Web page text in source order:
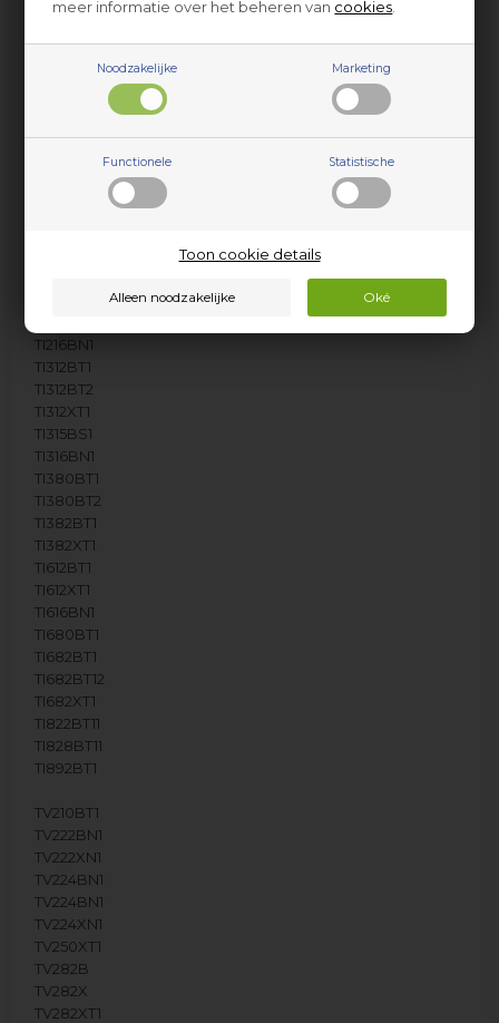
meer informatie over het beheren van cookies
Noodzakelijke Marketing
Functionele Statistische
Toon cookie details
MIS6220-2
MIS8440-2
TI216BN1
TI312BT1
TI312BT2
TI312XT1
TI315BS1
TI316BN1
TI380BT1
TI380BT2
TI382BT1
TI382XT1
TI612BT1
TI612XT1
TI616BN1
TI680BT1
TI682BT1
TI682BT12
TI682XT1
TI822BT11
TI828BT11
TI892BT1
TV210BT1
TV222BN1
TV222XN1
TV224BN1
TV224BN1
TV224XN1
TV250XT1
TV282B
TV282X
TV282XT1